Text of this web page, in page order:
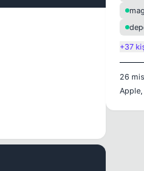
+37
26